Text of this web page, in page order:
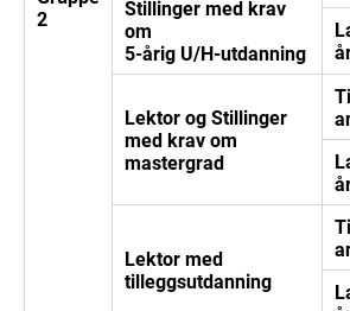
2
Stillinger med krav
om
5-årig U/H-utdanning
Lektor og Stillinger
med krav om
mastergrad
Lektor med
tilleggsutdanning